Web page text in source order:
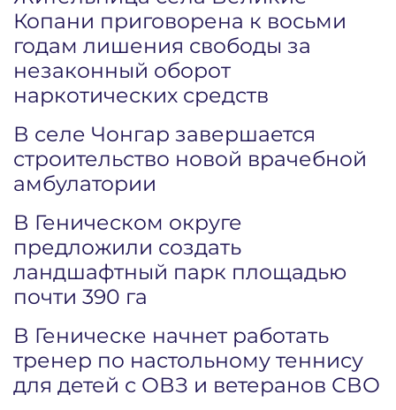
Копани приговорена к восьми
годам лишения свободы за
незаконный оборот
наркотических средств
В селе Чонгар завершается
строительство новой врачебной
амбулатории
В Геническом округе
предложили создать
ландшафтный парк площадью
почти 390 га
В Геническе начнет работать
тренер по настольному теннису
для детей с ОВЗ и ветеранов СВО